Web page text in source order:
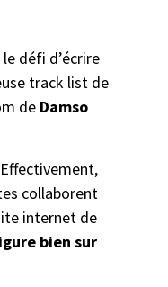
défi d’écrire
track list de
de Damso
collaborent
internet de
bien sur